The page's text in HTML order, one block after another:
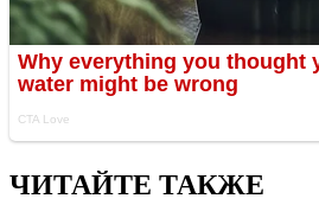
ЧИТАЙТЕ ТАКЖЕ